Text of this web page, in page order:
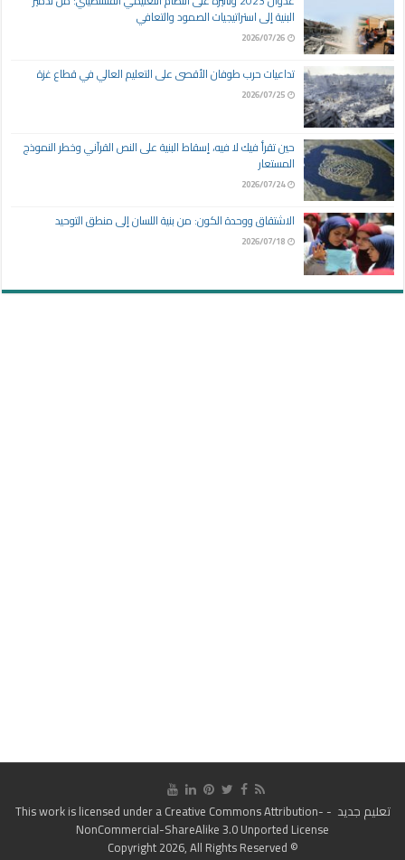
البنية إلى استراتيجيات الصمود والتعافي
2026/07/26
تداعيات حرب طوفان الأقصى على التعليم العالي في قطاع غزة
2026/07/25
حين تقرأ فيك لا فيه، إسقاط البنية على النص القرآني وخطر النموذج
المستعار
2026/07/24
الاشتقاق ووحدة الكون: من بنية اللسان إلى منطق التوحيد
2026/07/18
تعليم جديد - This work is licensed under a
Creative Commons Attribution-
NonCommercial-ShareAlike 3.0 Unported License
© Copyright 2026, All Rights Reserved